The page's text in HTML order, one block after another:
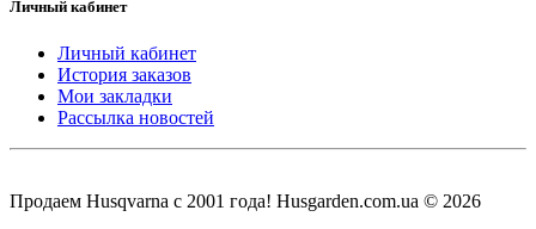
Личный кабинет
Личный кабинет
История заказов
Мои закладки
Рассылка новостей
Продаем Нusqvarna c 2001 года! Husgarden.com.ua © 2026